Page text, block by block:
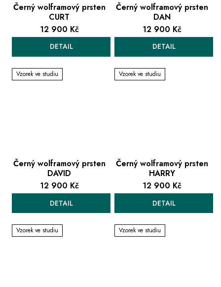
Černý wolframový prsten
CURT
12 900 Kč
DETAIL
Černý wolframový prsten
DAN
12 900 Kč
DETAIL
Vzorek ve studiu
Černý wolframový prsten
DAVID
12 900 Kč
DETAIL
Vzorek ve studiu
Černý wolframový prsten
HARRY
12 900 Kč
DETAIL
Vzorek ve studiu Vzorek ve studiu